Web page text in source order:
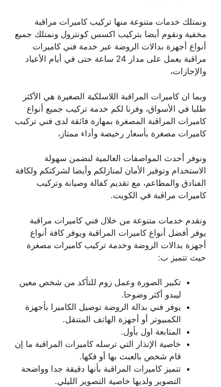
ونمتلك خدمات متنوعة منها تركيب كاميرات مراقبة
مخفية ونقوم أيضا بتركيب اكسس كونترول ونمتلك جميع
أنواع أجهزة بدالات الروضة عبر خدمة فني كاميرات
مراقبة يعمل على مدار 24 ساعة حتى في أيام الأعياد
والإجازات،
وبما ان كاميرات المراقبة اللاسلكية الصغيرة هي الأكثر
طلبا في الأسواق، وفرنا لكم خدمة تركيب جميع أنواع
كاميرات المراقبة المصغرة بمهارة فائقة لدى فني تركيب
كاميرات مصغرة بأسعار رخيصة وأداء ممتاز،
ونوفر أحدث المواصفات العالمية لنضمن سهولة
الاستخدام وتوفير الأمان لمنازلكم وأيضا لشركتكم ولكافة
الفنادق والمطاعم، مع تقديم كفالة وصيانة وتركيب
كاميرات مراقبة في الكويت.
ونقدم خدمات متنوعة من خلال فني كاميرات مراقبة
يوفر أفضل أنواع كاميرات المراقبة ويوفر كافة أنواع
أجهزة بدالات الروضة وخدمة تركيب كاميرات مصغرة
حيث تتميز ب:
تكبير الصورة وعمل زوم للتأكد من شخص معين
ليبدو أكثر وضوحا.
يوفر فني بدالة الروضة توصيل الكاميرا بأجهزة
الكمبيوتر أو أجهزة الهاتف المتنقل.
المتابعة اول بأول.
خاصية الإنذار التي ترسله كاميرات المراقبة ما إن
قام شخص بالعبث بها أو فكها.
تتميز كاميرات المراقبة بأنها دقيقة جدا وواضحة
التصوير ولديها خاصية التصوير الليلي.